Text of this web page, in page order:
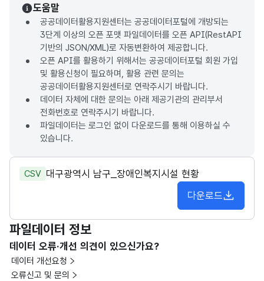
도움말
공공데이터활용지원센터는 공공데이터포털에 개방되는
3단계 이상의 오픈 포맷 파일데이터를 오픈 API(RestAPI
기반의 JSON/XML)로 자동변환하여 제공합니다.
오픈 API를 활용하기 위해서는 공공데이터포털 회원 가입
및 활용신청이 필요하며, 활용 관련 문의는
공공데이터활용지원센터로 연락주시기 바랍니다.
데이터 자체에 대한 문의는 아래 제공기관의 관리부서
전화번호로 연락주시기 바랍니다.
파일데이터는 로그인 없이 다운로드를 통해 이용하실 수
있습니다.
CSV 대구광역시 남구_장애인복지시설 현황
다운로드
파일데이터 정보
데이터 오류·개선 의견이 있으신가요?
데이터 개선요청
오류신고 및 문의